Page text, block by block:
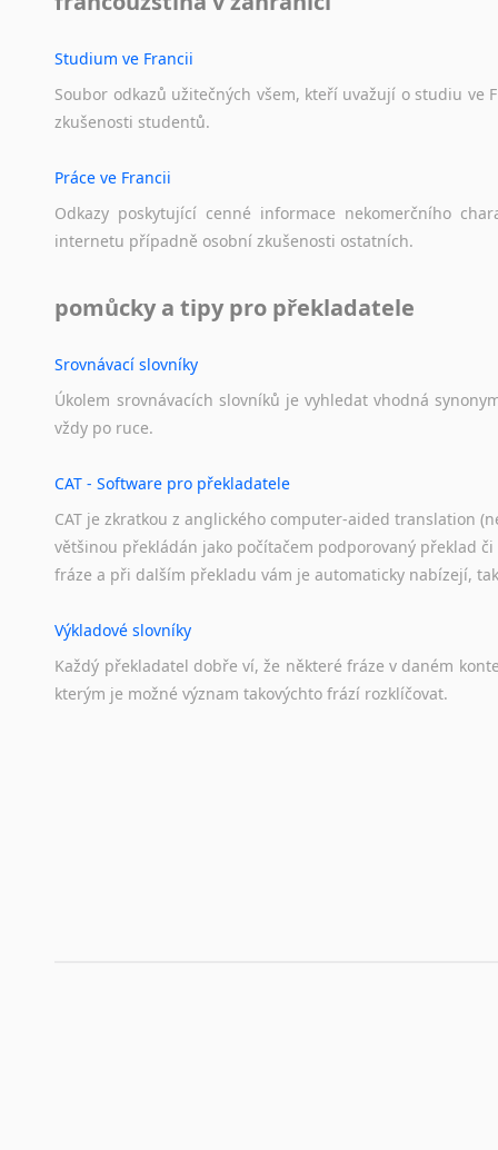
Studium ve Francii
Soubor odkazů užitečných všem, kteří uvažují o studiu ve
zkušenosti studentů.
Práce ve Francii
Odkazy poskytující cenné informace nekomerčního
internetu případně osobní zkušenosti ostatních.
pomůcky a tipy pro překladatele
Srovnávací slovníky
Úkolem srovnávacích slovníků je vyhledat vhodná
vždy po ruce.
CAT - Software pro překladatele
CAT je zkratkou z anglického computer-aided translation
většinou překládán jako počítačem podporovaný překlad
fráze a při dalším překladu vám je automaticky nabízejí,
Výkladové slovníky
Každý překladatel dobře ví, že některé fráze v daném
kterým je možné význam takovýchto frází rozklíčovat.